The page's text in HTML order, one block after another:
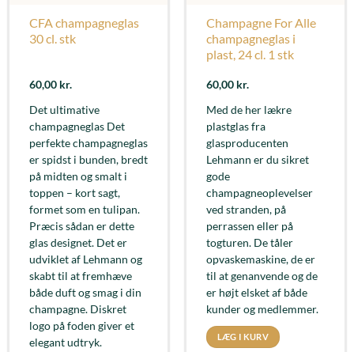
CFA champagneglas
30 cl. stk
60,00 kr.
Det ultimative
champagneglas Det
perfekte champagneglas
er spidst i bunden, bredt
på midten og smalt i
toppen – kort sagt,
formet som en tulipan.
Præcis sådan er dette
glas designet. Det er
udviklet af Lehmann og
skabt til at fremhæve
både duft og smag i din
champagne. Diskret
logo på foden giver et
elegant udtryk.
Champagne For Alle
champagneglas i
plast, 24 cl. 1 stk
60,00 kr.
Med de her lækre
plastglas fra
glasproducenten
Lehmann er du sikret
gode
champagneoplevelser
ved stranden, på
perrassen eller på
togturen. De tåler
opvaskemaskine, de er
til at genanvende og de
er højt elsket af både
kunder og medlemmer.
LÆG I KURV